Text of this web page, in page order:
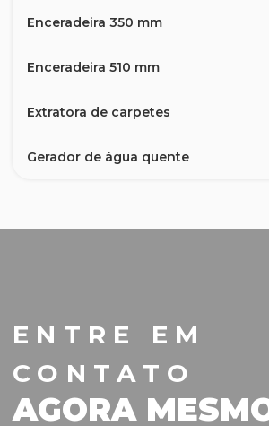
Enceradeira 350 mm
Enceradeira 510 mm
Extratora de carpetes
Gerador de água quente
Lavadora alta pressão a diesel 3335
Lavadora BD 17/5C p/ Escada ou Sofá
ENTRE EM
CONTATO
AGORA